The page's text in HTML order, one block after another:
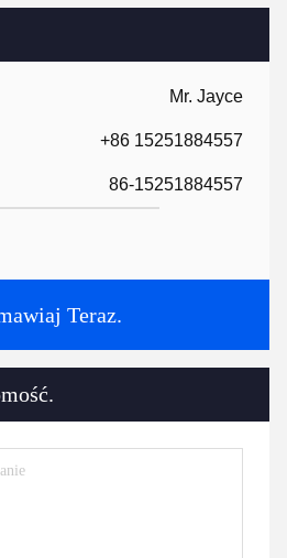
Mr. Jayce
+86 15251884557
86-15251884557
Teraz.